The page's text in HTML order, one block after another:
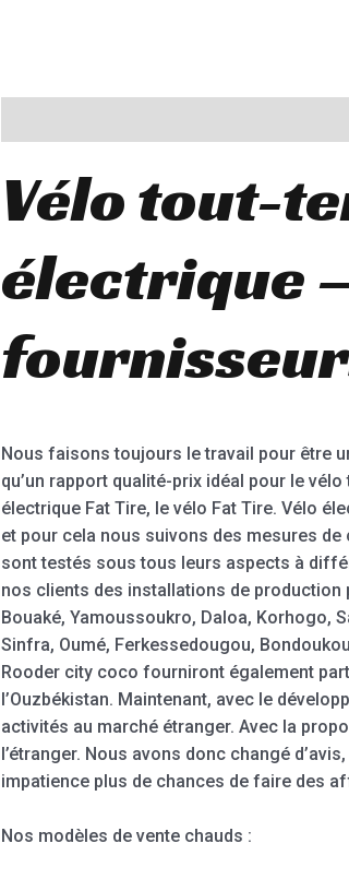
Vélo tout-
électrique
Nous faisons toujours le travail pour être
qu’un rapport qualité-prix idéal pour le
électrique Fat Tire, le vélo Fat Tire. Vélo
et pour cela nous suivons des mesures
sont testés sous tous leurs aspects à
nos clients des installations de
Bouaké, Yamoussoukro, Daloa, Korhogo,
Sinfra, Oumé, Ferkessedougou,
Rooder city coco fourniront également
l’Ouzbékistan. Maintenant, avec le
activités au marché étranger. Avec la
l’étranger. Nous avons donc changé
impatience plus de chances de faire des
Nos modèles de vente chauds :